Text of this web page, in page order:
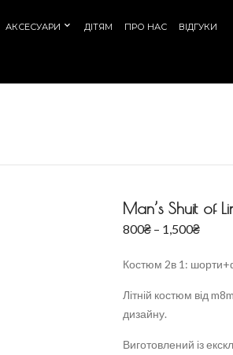
АКСЕСУАРИ ДІТЯМ ПРО НАС ВІДГУКИ
Man’s Shuit of
800₴ – 1,500₴
Костюм 2в 1:
Літній костюм від
дизайну.
Виготовлений із